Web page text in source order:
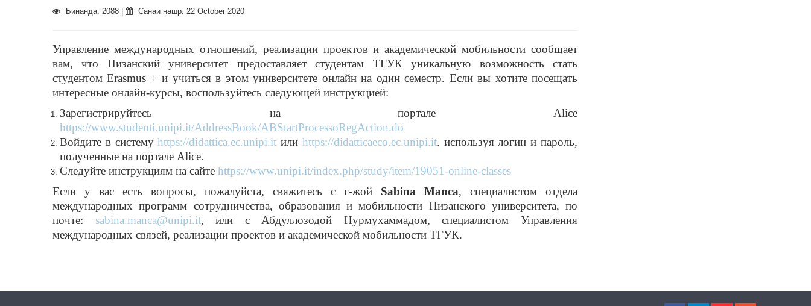
Бинанда: 2088 | Санаи нашр: 22 October 2020
Управление международных отношений, реализации проектов и академической мобильности сообщает
вам, что Пизанский университет предоставляет студентам ТГУК уникальную возможность стать
студентом Erasmus + и учиться в этом университете онлайн на один семестр. Если вы хотите посещать
интересные онлайн-курсы, воспользуйтесь следующей инструкцией:
Зарегистрируйтесь на портале Alice
https://www.studenti.unipi.it/AddressBook/ABStartProcessoRegAction.do
Войдите в системуhttps://didattica.ec.unipi.it или https://didatticaeco.ec.unipi.it. используя логин и пароль,
полученные на портале Alice.
Следуйте инструкциям на сайте https://www.unipi.it/index.php/study/item/19051-online-classes
Если у вас есть вопросы, пожалуйста, свяжитесь с г-жой Sabina Manca, специалистом отдела
международных программ сотрудничества, образования и мобильности Пизанского университета, по
почте: sabina.manca@unipi.it, или с Абдуллозодой Нурмухаммадом, специалистом Управления
международных связей, реализации проектов и академической мобильности ТГУК.